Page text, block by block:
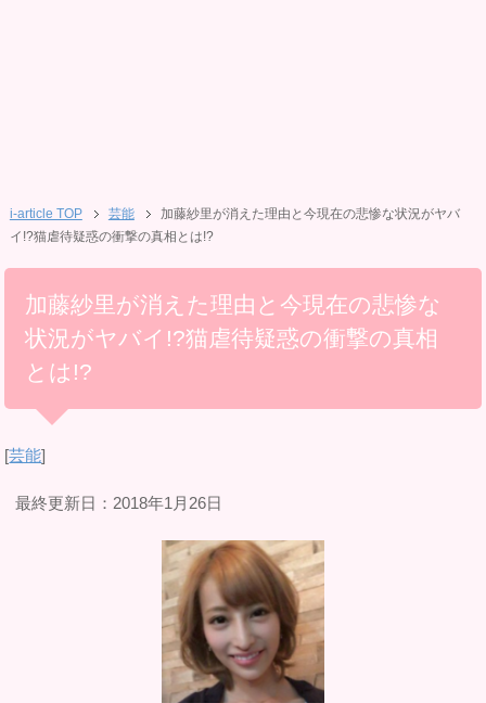
i-article TOP 芸能
加藤紗里が消えた理由と今現在の悲惨な状況がヤバ
イ!?猫虐待疑惑の衝撃の真相とは!?
加藤紗里が消えた理由と今現在の悲惨な
状況がヤバイ!?猫虐待疑惑の衝撃の真相
とは!?
[芸能]
最終更新日：2018年1月26日